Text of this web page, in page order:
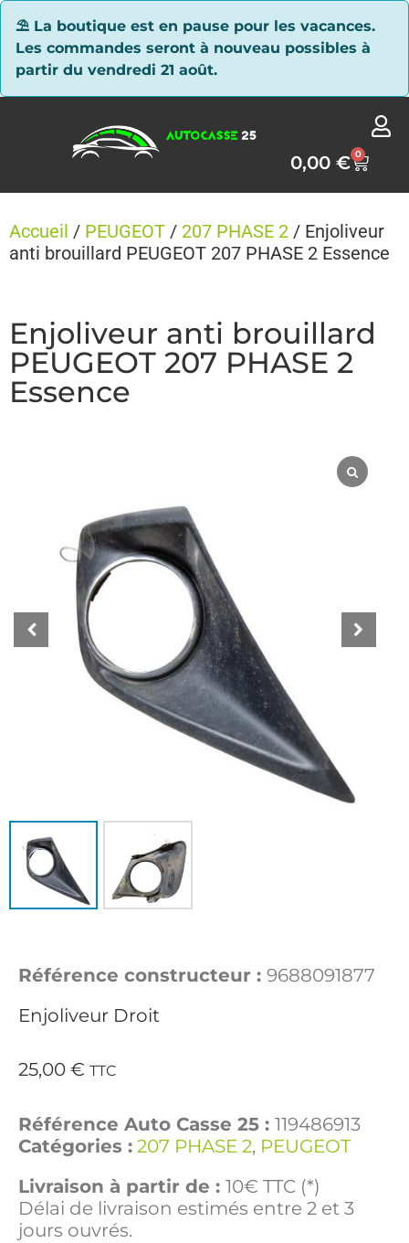
⛱ La boutique est en pause pour les vacances.
Les commandes seront à nouveau possibles à
partir du vendredi 21 août.
0,00€ 0
Accueil / PEUGEOT / 207 PHASE 2 / Enjoliveur
anti brouillard PEUGEOT 207 PHASE 2 Essence
Enjoliveur anti brouillard
PEUGEOT 207 PHASE 2
Essence
Référence constructeur : 9688091877
Enjoliveur Droit
25,00 € TTC
Référence Auto Casse 25 : 119486913
Catégories : 207 PHASE 2, PEUGEOT
Livraison à partir de : 10€ TTC (*)
Délai de livraison estimés entre 2 et 3
jours ouvrés.
Panneau de gestion des cookies